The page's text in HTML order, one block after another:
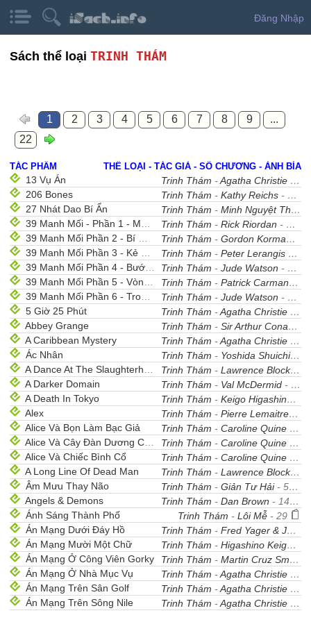
Đăng Nhập
Sách thể loại TRINH THÁM
1 2 3 4 5 6 7 8 9
...
22
TÁC PHẨM THỂ LOẠI - TÁC GIẢ - SỐ CHƯƠNG - ẢNH BÌA
13 Vụ Án Trinh Thám -Agatha Christie
206 Bones
Trinh Thám -Kathy Reichs - 45
27 Nhát Dao Bí Ẩn
Trinh Thám -Minh Nguyệt Thính Phong
39 Manh Mối - Phần 1 - Mê Cung Xương
Trinh Thám -Rick Riordan - 21
39 Manh Mối Phần 2 - Bí Mật Của Mozart
Trinh Thám -Gordon Korman
-
39 Manh Mối Phần 3 - Kẻ Đánh Cắp Gươm
Trinh Thám -Peter Lerangis
39 Manh Mối Phần 4 - Bước Vào Cõi Tử
Trinh Thám -Jude Watson - 25
39 Manh Mối Phần 5 - Vòng Tròn Tuyệt Mật
Trinh Thám -Patrick Carman-
39 Manh Mối Phần 6 - Trong Vùng Nước Thẳm
Trinh Thám -Jude Watson - 27
5 Giờ 25 Phút
Trinh Thám -Agatha Christie
Abbey Grange
Trinh Thám -Sir Arthur Conan Doyle
A Caribbean Mystery
Trinh Thám -Agatha Christie
Ác Nhân
Trinh Thám - Yoshida Shuichi- 7
A Dance At The Slaughterhouse
Trinh Thám -Lawrence Block-
A Darker Domain
Trinh Thám - Val McDermid - 22
A Death In Tokyo
Trinh Thám -Keigo Higashino
-
Alex
Trinh Thám -Pierre Lemaitre-
Alice Và Bọn Làm Bạc Giả
Trinh Thám -Caroline Quine
Alice Và Cây Đàn Dương Cầm
Trinh Thám -Caroline Quine
Alice Và Chiếc Bình Cổ
Trinh Thám -Caroline Quine
A Long Line Of Dead Man
Trinh Thám -Lawrence Block-
Âm Mưu Thay Não
Trinh Thám -Giản Tư Hải- 50
Angels & Demons
Trinh Thám -Dan Brown - 141
Ánh Sáng Thành Phố
Trinh Thám - Lôi Mễ - 29
Án Mạng Dưới Đáy Hồ
Trinh Thám -Fred Yager & Jan Yager
Án Mạng Mười Một Chữ
Trinh Thám -Higashino Keigo
-
Án Mạng Ở Công Viên Gorky
Trinh Thám -Martin Cruz Smith
Án Mạng Ở Nhà Mục Vụ
Trinh Thám -Agatha Christie
Án Mạng Trên Sân Golf
Trinh Thám -Agatha Christie
Án Mạng Trên Sông Nile
Trinh Thám -Agatha Christie